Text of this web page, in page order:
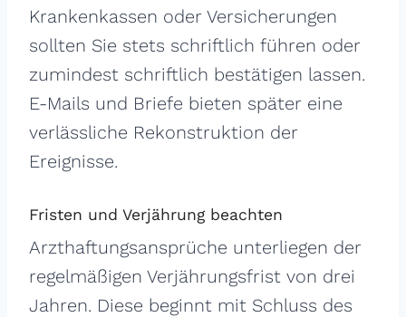
Krankenkassen oder Versicherungen
sollten Sie stets schriftlich führen oder
zumindest schriftlich bestätigen lassen.
E-Mails und Briefe bieten später eine
verlässliche Rekonstruktion der
Ereignisse.
Fristen und Verjährung beachten
Arzthaftungsansprüche unterliegen der
regelmäßigen Verjährungsfrist von drei
Jahren. Diese beginnt mit Schluss des